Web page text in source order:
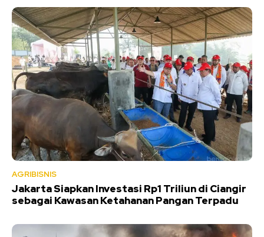
AGRIBISNIS
Jakarta Siapkan Investasi Rp1 Triliun di Ciangir
sebagai Kawasan Ketahanan Pangan Terpadu